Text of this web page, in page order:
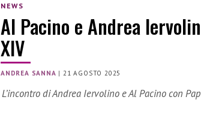
NEWS
Al Pacino e Andrea
XIV
ANDREA SANNA |21 AGOSTO 2025
L’incontro di Andrea Iervolino e Al Pacino con